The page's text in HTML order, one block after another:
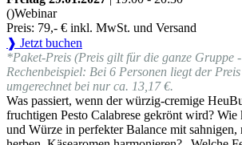
()Webinar
Preis: 79,- € inkl. MwSt. und Versand
❱ Jetzt buchen
*Paket-Preis (Preis gilt für die ganze Gruppe
Rechenbeispiel: Bei 6 Personen liegt der
umgerechnet bei nur ca. 13,17 €.
Was passiert, wenn der würzig-cremige
fruchtigen Pesto Calabrese gekrönt wird? Wie
und Würze in perfekter Balance mit sahnigen,